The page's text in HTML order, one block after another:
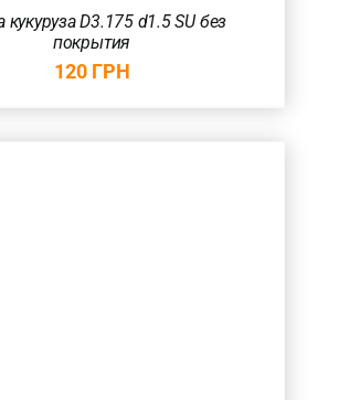
кукуруза D3.175 d1.5 SU без
покрытия
120 ГРН